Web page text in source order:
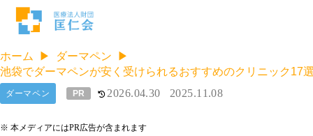
ホーム
ダーマペン
池袋でダーマペンが安く受けられるおすすめのクリニック17
2026.04.30 2025.11.08
ダーマペン PR
※ 本メディアにはPR広告が含まれます